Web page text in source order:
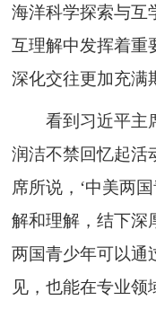
海洋科学探索与互
互理解中发挥着重
深化交往更加充满
看到习近平主
润洁不禁回忆起活
席所说，‘中美两
解和理解，结下深
两国青少年可以通
见，也能在专业领